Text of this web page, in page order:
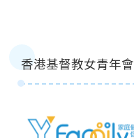
香港基督教女青年會